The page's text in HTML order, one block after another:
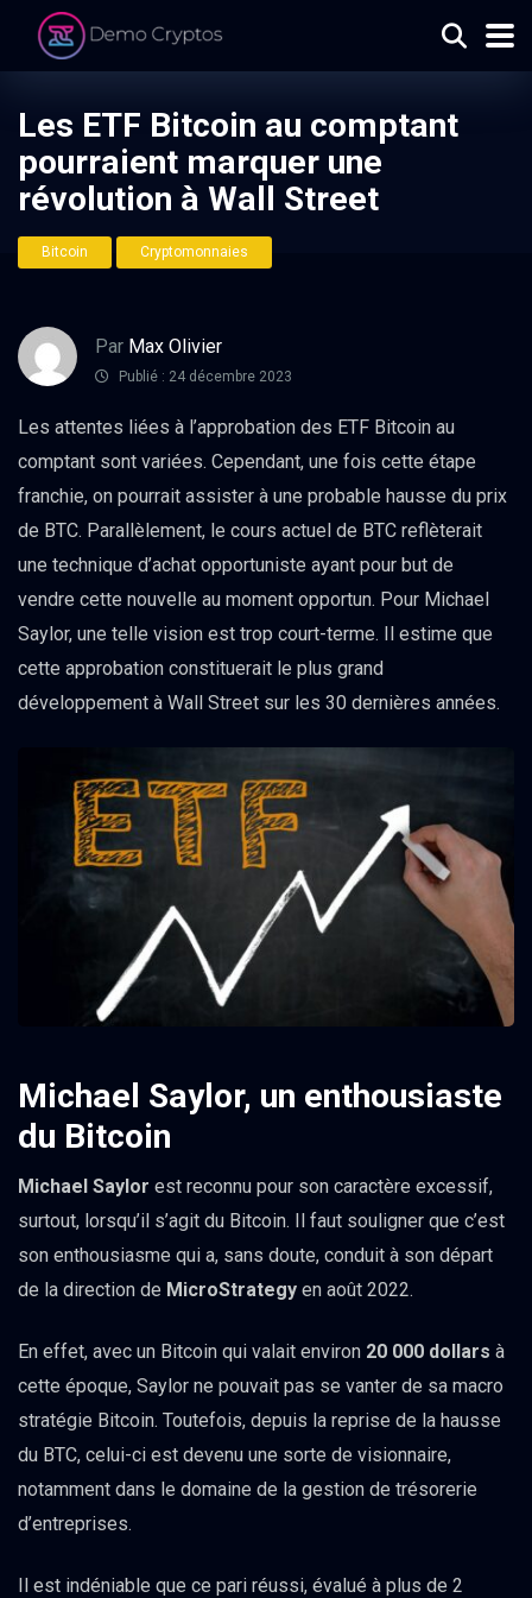
Les ETF Bitcoin au comptant
pourraient marquer une
révolution à Wall Street
Bitcoin Cryptomonnaies
Par Max Olivier
Publié : 24 décembre 2023
Les attentes liées à l’approbation des ETF Bitcoin au
comptant sont variées. Cependant, une fois cette étape
franchie, on pourrait assister à une probable hausse du prix
de BTC. Parallèlement, le cours actuel de BTC reflèterait
une technique d’achat opportuniste ayant pour but de
vendre cette nouvelle au moment opportun. Pour Michael
Saylor, une telle vision est trop court-terme. Il estime que
cette approbation constituerait le plus grand
développement à Wall Street sur les 30 dernières années.
Michael Saylor, un enthousiaste
du Bitcoin
Michael Saylor est reconnu pour son caractère excessif,
surtout, lorsqu’il s’agit du Bitcoin. Il faut souligner que c’est
son enthousiasme qui a, sans doute, conduit à son départ
de la direction de MicroStrategy en août 2022.
En effet, avec un Bitcoin qui valait environ 20 000 dollars à
cette époque, Saylor ne pouvait pas se vanter de sa macro
stratégie Bitcoin. Toutefois, depuis la reprise de la hausse
du BTC, celui-ci est devenu une sorte de visionnaire,
notamment dans le domaine de la gestion de trésorerie
d’entreprises.
Il est indéniable que ce pari réussi, évalué à plus de 2